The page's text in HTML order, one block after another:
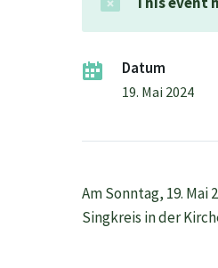
Datum
19. Mai 2024
Am Sonntag, 19.
Singkreis in der